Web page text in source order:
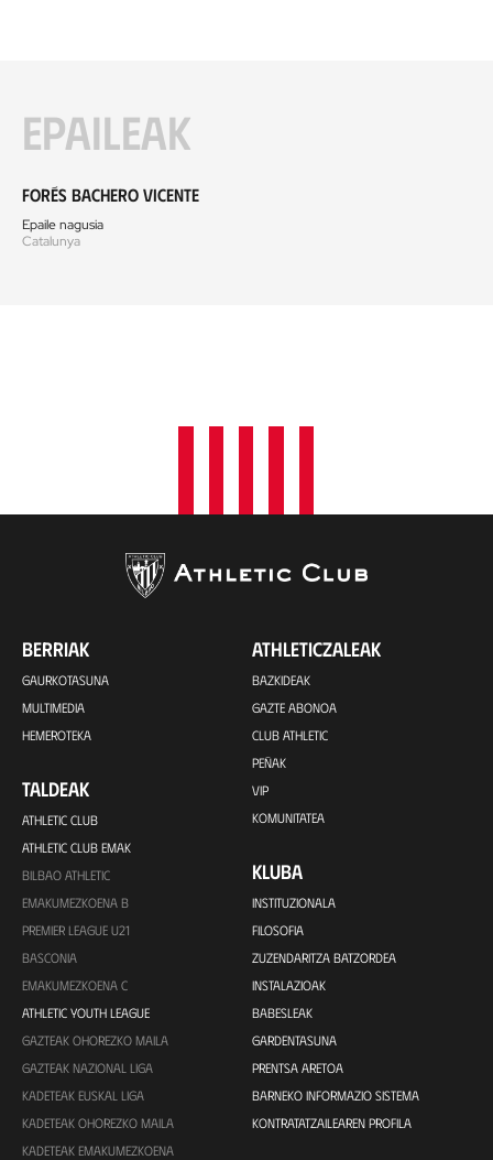
Epaileak
Forés Bachero Vicente
Epaile nagusia
Catalunya
BERRIAK
GAURKOTASUNA
MULTIMEDIA
HEMEROTEKA
TALDEAK
ATHLETIC CLUB
ATHLETIC CLUB EMAK
BILBAO ATHLETIC
EMAKUMEZKOENA B
PREMIER LEAGUE U21
BASCONIA
EMAKUMEZKOENA C
ATHLETIC YOUTH LEAGUE
GAZTEAK OHOREZKO MAILA
GAZTEAK NAZIONAL LIGA
KADETEAK EUSKAL LIGA
KADETEAK OHOREZKO MAILA
KADETEAK EMAKUMEZKOENA
ATHLETICZALEAK
BAZKIDEAK
GAZTE ABONOA
CLUB ATHLETIC
PEÑAK
VIP
KOMUNITATEA
KLUBA
INSTITUZIONALA
FILOSOFIA
ZUZENDARITZA BATZORDEA
INSTALAZIOAK
BABESLEAK
GARDENTASUNA
PRENTSA ARETOA
BARNEKO INFORMAZIO SISTEMA
KONTRATATZAILEAREN PROFILA